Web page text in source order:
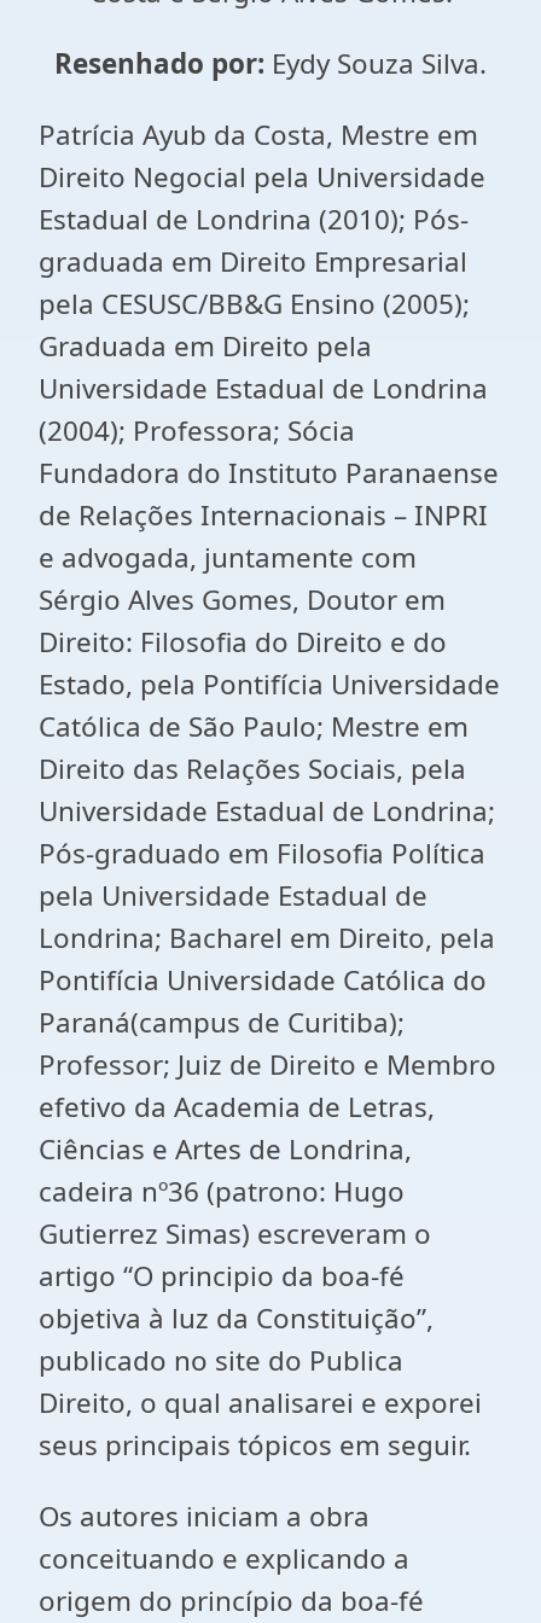
Resenhado por: Eydy Souza Silva.
Patrícia Ayub da Costa, Mestre em
Direito Negocial pela Universidade
Estadual de Londrina (2010); Pós-
graduada em Direito Empresarial
pela CESUSC/BB&G Ensino (2005);
Graduada em Direito pela
Universidade Estadual de Londrina
(2004); Professora; Sócia
Fundadora do Instituto Paranaense
de Relações Internacionais – INPRI
e advogada, juntamente com
Sérgio Alves Gomes, Doutor em
Direito: Filosofia do Direito e do
Estado, pela Pontifícia Universidade
Católica de São Paulo; Mestre em
Direito das Relações Sociais, pela
Universidade Estadual de Londrina;
Pós-graduado em Filosofia Política
pela Universidade Estadual de
Londrina; Bacharel em Direito, pela
Pontifícia Universidade Católica do
Paraná(campus de Curitiba);
Professor; Juiz de Direito e Membro
efetivo da Academia de Letras,
Ciências e Artes de Londrina,
cadeira nº36 (patrono: Hugo
Gutierrez Simas) escreveram o
artigo “O principio da boa-fé
objetiva à luz da Constituição”,
publicado no site do Publica
Direito, o qual analisarei e exporei
seus principais tópicos em seguir.
Os autores iniciam a obra
conceituando e explicando a
origem do princípio da boa-fé